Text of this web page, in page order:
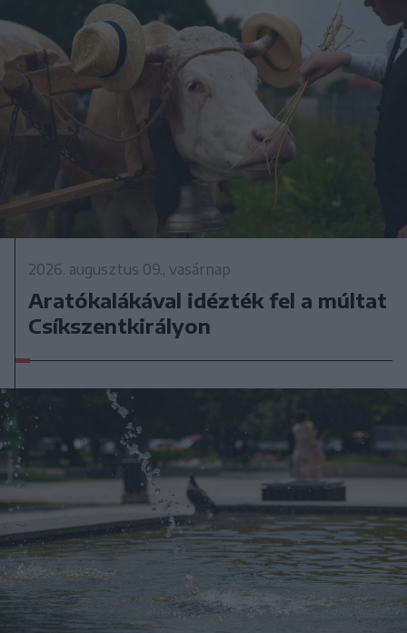
2026. augusztus 09., vasárnap
Aratókalákával idézték fel a múltat
Csíkszentkirályon